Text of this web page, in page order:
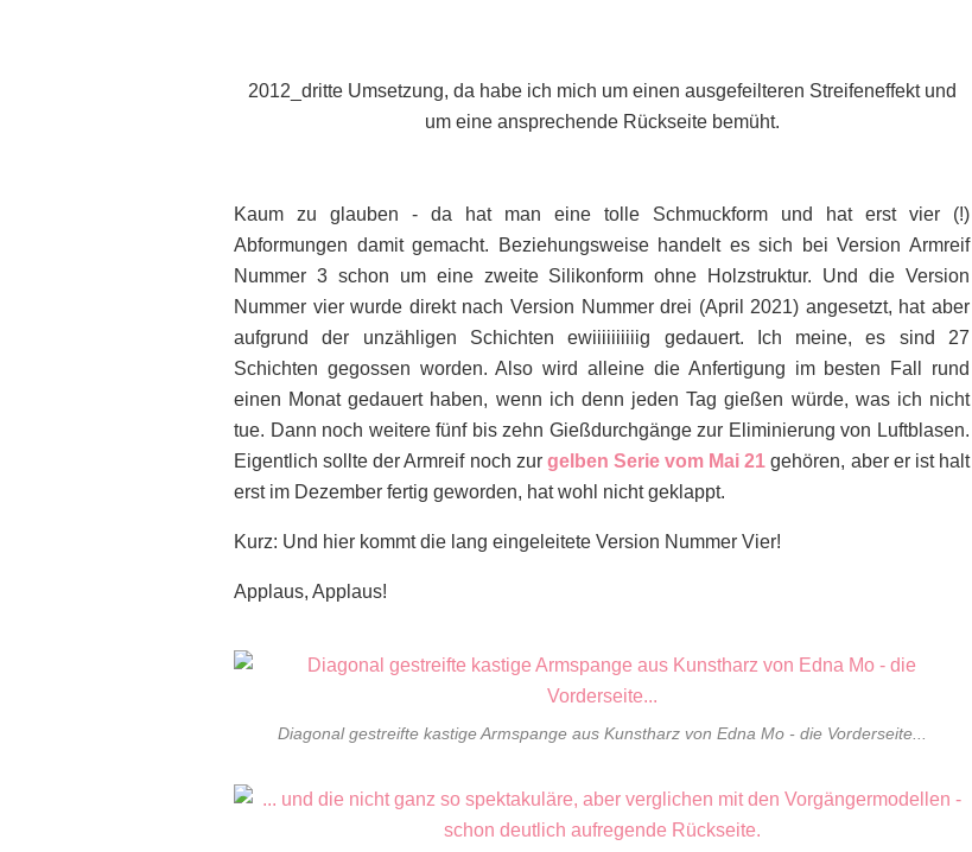
2012_dritte Umsetzung, da habe ich mich um einen ausgefeilteren Streifeneffekt und
um eine ansprechende Rückseite bemüht.
Kaum zu glauben - da hat man eine tolle Schmuckform und hat erst vier (!)
Abformungen damit gemacht. Beziehungsweise handelt es sich bei Version Armreif
Nummer 3 schon um eine zweite Silikonform ohne Holzstruktur. Und die Version
Nummer vier wurde direkt nach Version Nummer drei (April 2021) angesetzt, hat aber
aufgrund der unzähligen Schichten ewiiiiiiiiiig gedauert. Ich meine, es sind 27
Schichten gegossen worden. Also wird alleine die Anfertigung im besten Fall rund
einen Monat gedauert haben, wenn ich denn jeden Tag gießen würde, was ich nicht
tue. Dann noch weitere fünf bis zehn Gießdurchgänge zur Eliminierung von Luftblasen.
Eigentlich sollte der Armreif noch zur gelben Serie vom Mai 21gehören, aber er ist halt
erst im Dezember fertig geworden, hat wohl nicht geklappt.
Kurz: Und hier kommt die lang eingeleitete Version Nummer Vier!
Applaus, Applaus!
Diagonal gestreifte kastige Armspange aus Kunstharz von Edna Mo - die Vorderseite...